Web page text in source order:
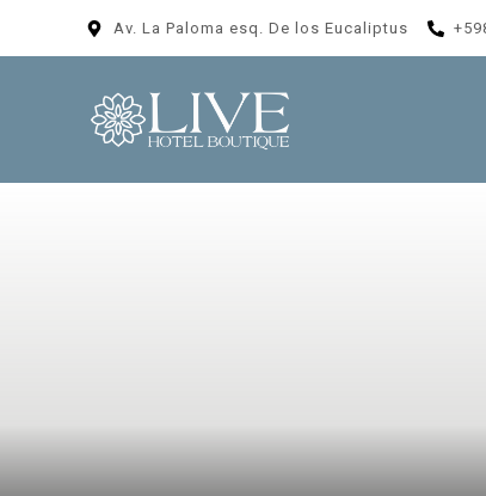
Av. La Paloma esq. De los Eucaliptus